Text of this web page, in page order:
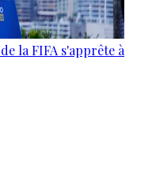
la FIFA s'apprête à